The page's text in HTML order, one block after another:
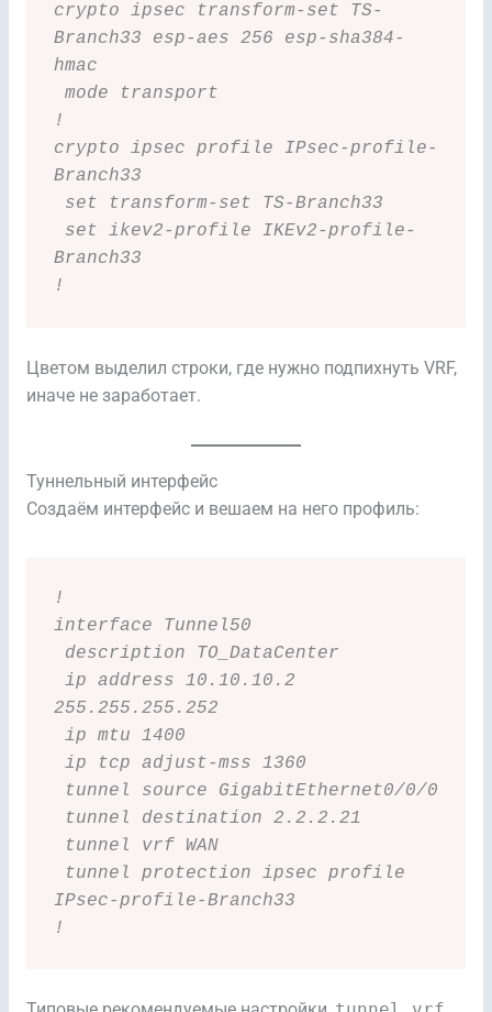
crypto ipsec transform-set TS-
Branch33 esp-aes 256 esp-sha384-
hmac
mode transport
!
crypto ipsec profile IPsec-profile-
Branch33
set transform-set TS-Branch33
Branch33
!
Цветом выделил строки, где нужно подпихнуть VRF,
иначе не заработает.
Туннельный интерфейс
Создаём интерфейс и вешаем на него профиль:
!
interface Tunnel50
description TO_DataCenter
255.255.255.252
ip mtu 1400
ip tcp adjust-mss 1360
tunnel source GigabitEthernet0/0/0
tunnel destination 2.2.2.21
tunnel vrf WAN
IPsec-profile-Branch33
!